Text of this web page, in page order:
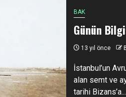
BAK
Günün
13 yıl önce
İstanbul’un
alan semt ve
tarihi Bizans’a...